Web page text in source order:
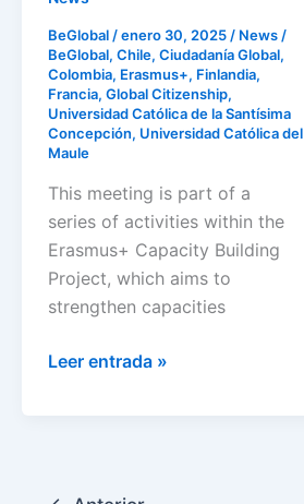
BeGlobal /enero 30, 2025 / News /
BeGlobal, Chile, Ciudadanía Global,
Colombia, Erasmus+, Finlandia,
Francia, Global Citizenship,
Universidad Católica de la Santísima
Concepción, Universidad Católica del
Maule
This meeting is part of a
series of activities within the
Erasmus+ Capacity Building
Project, which aims to
strengthen capacities
Leer entrada »